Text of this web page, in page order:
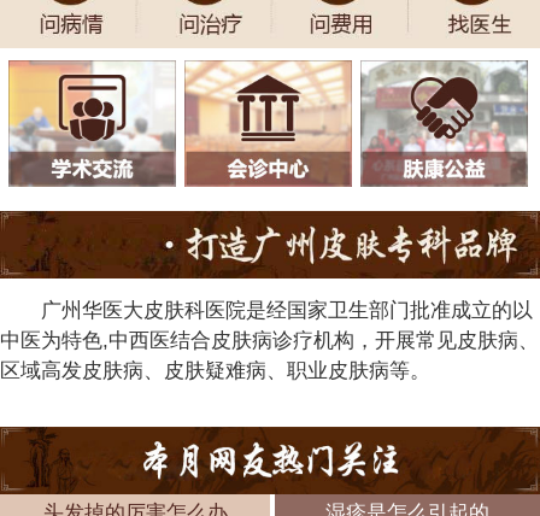
广州华医大皮肤科医院是经国家卫生部门批准成立的以
中医为特色,中西医结合皮肤病诊疗机构，开展常见皮肤病、
区域高发皮肤病、皮肤疑难病、职业皮肤病等。